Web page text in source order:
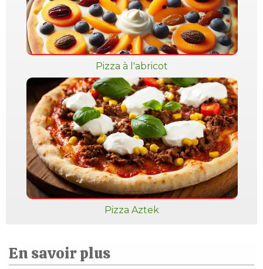
Pizza à l'abricot
Pizza Aztek
En savoir plus